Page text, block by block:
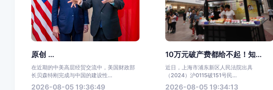
原创 ...
在近期的中美高层经贸交流中，美国财政部
长贝森特刚完成与中国的建设性...
2026-08-05 19:36:49
10万元破产费都给不起！知...
近日，上海市浦东新区人民法院出具
（2024）沪0115破151号民...
2026-08-05 19:34:13